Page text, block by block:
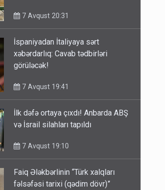
7 Avqust 20:31
İspaniyadan İtaliyaya sərt
xəbərdarlıq: Cavab tədbirləri
görüləcək!
7 Avqust 19:41
İlk dəfə ortaya çıxdı! Anbarda ABŞ
və İsrail silahları tapıldı
7 Avqust 19:10
Faiq Ələkbərlinin “Türk xalqları
fəlsəfəsi tarixi (qədim dövr)”